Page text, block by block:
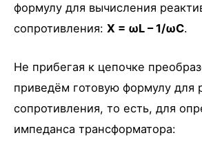
формулу для вычисления
сопротивления: X = ωL – 1/ωC.
Не прибегая к цепочке
приведём готовую формулу для
сопротивления, то есть, для
импеданса трансформатора: